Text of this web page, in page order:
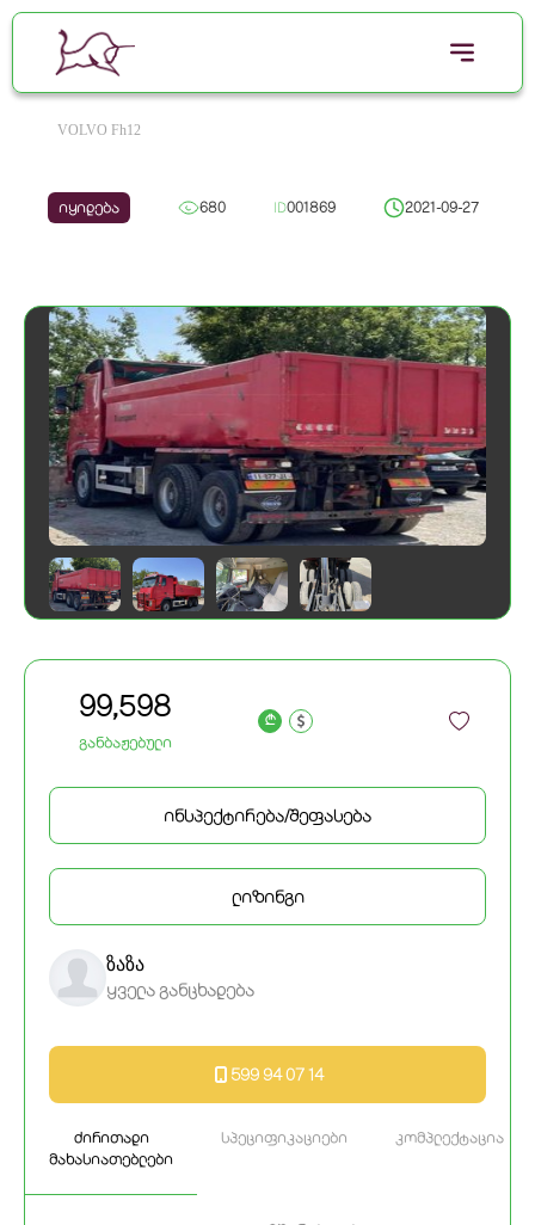
VOLVO Fh12
იყიდება 680 ID001869 2021-09-27
99,598
განბაჟებული
a
ძირითადი
მახასიათებლები
სპეციფიკაციები კომპლექტაცია
ინსპექტირება/შეფასება
ლიზინგი
ზაზა
ყველა განცხადება
599 94 07 14